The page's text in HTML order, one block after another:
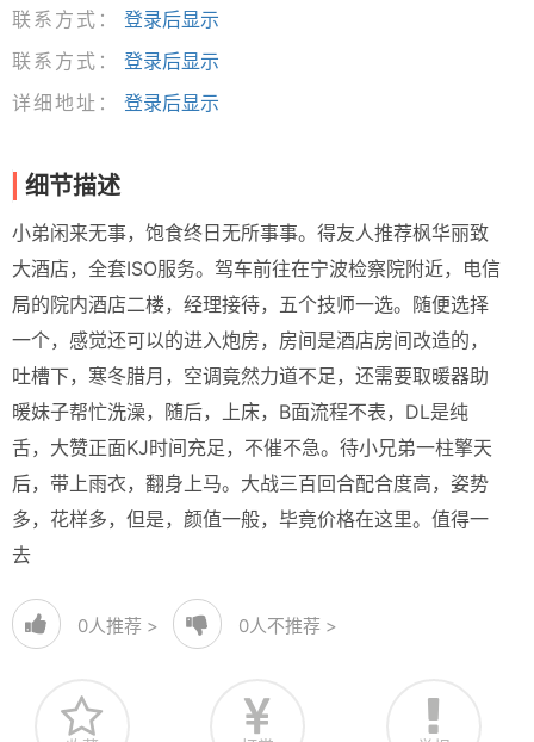
联系方式：
登录后显示
联系方式：
登录后显示
详细地址：
登录后显示
细节描述
小弟闲来无事，饱食终日无所事事。得友人推荐枫华丽致
大酒店，全套ISO服务。驾车前往在宁波检察院附近，电信
局的院内酒店二楼，经理接待，五个技师一选。随便选择
一个，感觉还可以的进入炮房，房间是酒店房间改造的，
吐槽下，寒冬腊月，空调竟然力道不足，还需要取暖器助
暖妹子帮忙洗澡，随后，上床，B面流程不表，DL是纯
舌，大赞正面KJ时间充足，不催不急。待小兄弟一柱擎天
后，带上雨衣，翻身上马。大战三百回合配合度高，姿势
多，花样多，但是，颜值一般，毕竟价格在这里。值得一
去
0人推荐 > 0人不推荐 >